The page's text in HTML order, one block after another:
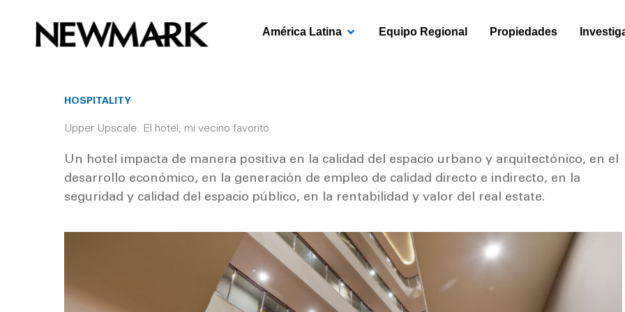
content
América Latina OPEN AMÉRICA LATINA
Equipo Regional Propiedades
HOSPITALITY
Upper Upscale. El hotel, mi vecino favorito
Un hotel impacta de manera positiva en la calidad del espacio urbano y arquitectónico, en el
desarrollo económico, en la generación de empleo de calidad directo e indirecto, en la
seguridad y calidad del espacio público, en la rentabilidad y valor del real estate.